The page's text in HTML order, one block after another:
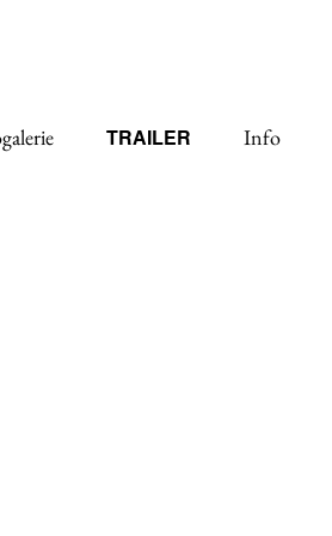
TRAILER Info